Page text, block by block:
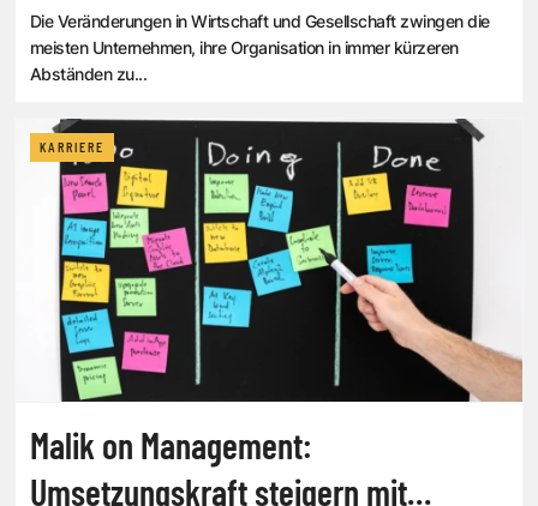
Die Veränderungen in Wirtschaft und Gesellschaft zwingen die
meisten Unternehmen, ihre Organisation in immer kürzeren
Abständen zu...
KARRIERE
Malik on Management:
Umsetzungskraft steigern mit